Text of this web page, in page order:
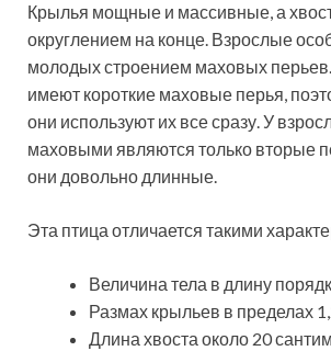
Крылья мощные и массивные, а
округлением на конце. Взрослые
молодых строением маховых
имеют короткие маховые перья,
они используют их все сразу. У
маховыми являются только вторые
они довольно длинные.
Эта птица отличается такими
Величина тела в длину
Размах крыльев в пределах
Длина хвоста около 20